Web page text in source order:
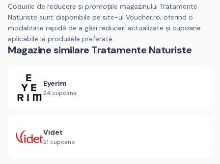
Codurile de reducere și promoțiile magazinului Tratamente
Naturiste sunt disponibile pe site-ul Voucher.ro, oferind o
modalitate rapidă de a găsi reduceri actualizate și cupoane
aplicabile la produsele preferate.
Magazine similare Tratamente Naturiste
Eyerim
24 cupoane
Videt
21 cupoane